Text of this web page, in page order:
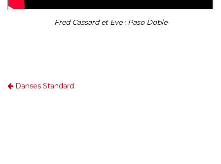
Fred Cassard et Eve : Paso Doble
Danses Standard